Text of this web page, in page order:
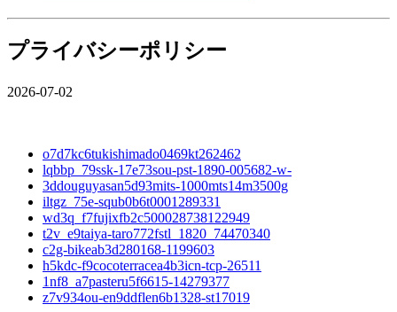
プライバシーポリシー
2026-07-02
o7d7kc6tukishimado0469kt262462
lqbbp_79ssk-17e73sou-pst-1890-005682-w-
3ddouguyasan5d93mits-1000mts14m3500g
iltgz_75e-squb0b6t0001289331
wd3q_f7fujixfb2c500028738122949
t2v_e9taiya-taro772fstl_1820_74470340
c2g-bikeab3d280168-1199603
h5kdc-f9cocoterracea4b3icn-tcp-26511
1nf8_a7pasteru5f6615-14279377
z7v934ou-en9ddflen6b1328-st17019